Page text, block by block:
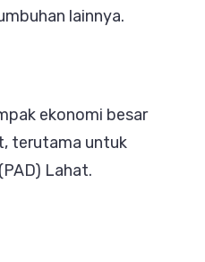
lainnya.
ekonomi besar
terutama untuk
Lahat.